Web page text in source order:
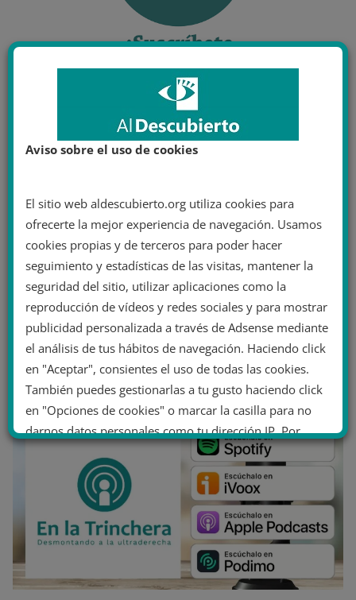
Aviso sobre el uso de cookies
El sitio web aldescubierto.org utiliza cookies para
ofrecerte la mejor experiencia de navegación. Usamos
cookies propias y de terceros para poder hacer
seguimiento y estadísticas de las visitas, mantener la
seguridad del sitio, utilizar aplicaciones como la
reproducción de vídeos y redes sociales y para mostrar
publicidad personalizada a través de Adsense mediante
el análisis de tus hábitos de navegación. Haciendo click
en "Aceptar", consientes el uso de todas las cookies.
También puedes gestionarlas a tu gusto haciendo click
en "Opciones de cookies" o marcar la casilla para no
darnos datos personales como tu dirección IP. Por
último, puedes leer nuestra Política de cookies.
No dar mi información personal
Aceptar cookies
Rechazar cookies Política de cookies